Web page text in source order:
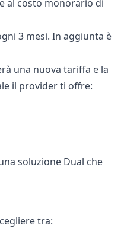
al costo monorario di
3 mesi. In aggiunta è
una nuova tariffa e la
il provider ti offre:
soluzione Dual che
tra: